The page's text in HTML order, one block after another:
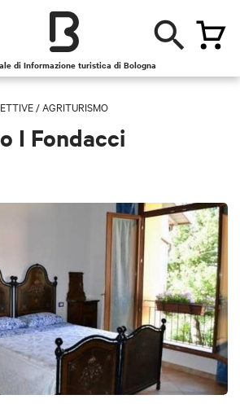
di Informazione turistica di Bologna
/AGRITURISMO
I Fondacci